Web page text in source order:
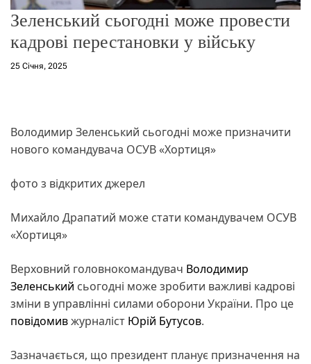
Зеленський сьогодні може провести
кадрові перестановки у війську
25 Січня, 2025
Володимир Зеленський сьогодні може призначити
нового командувача ОСУВ «Хортиця»
фото з відкритих джерел
Михайло Драпатий може стати командувачем ОСУВ
«Хортиця»
Верховний головнокомандувач Володимир
Зеленський сьогодні може зробити важливі кадрові
зміни в управлінні силами оборони України. Про це
повідомивжурналіст Юрій Бутусов.
Зазначається, що президент планує призначення на